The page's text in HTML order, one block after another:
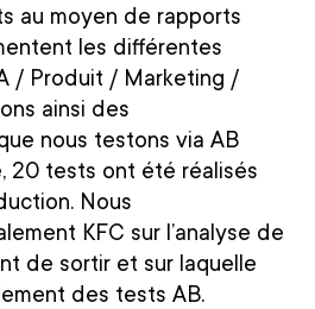
au moyen de rapports
les différentes
/ Produit / Marketing /
ainsi des
nous testons via AB
20 tests ont été réalisés
Nous
KFC sur l’analyse de
de sortir et sur laquelle
des tests AB.